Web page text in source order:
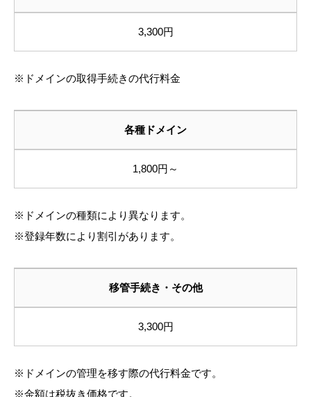
3,300円
※ドメインの取得手続きの代行料金
各種ドメイン
1,800円～
※ドメインの種類により異なります。
※登録年数により割引があります。
移管手続き・その他
3,300円
※ドメインの管理を移す際の代行料金です。
※金額は税抜き価格です。